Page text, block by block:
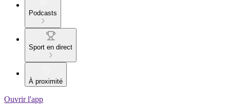
Podcasts
Sport en direct
À proximité
Ouvrir l'app